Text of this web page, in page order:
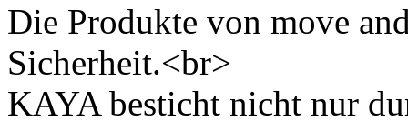
Die Produkte von move
Sicherheit.<br>
KAYA besticht nicht nur